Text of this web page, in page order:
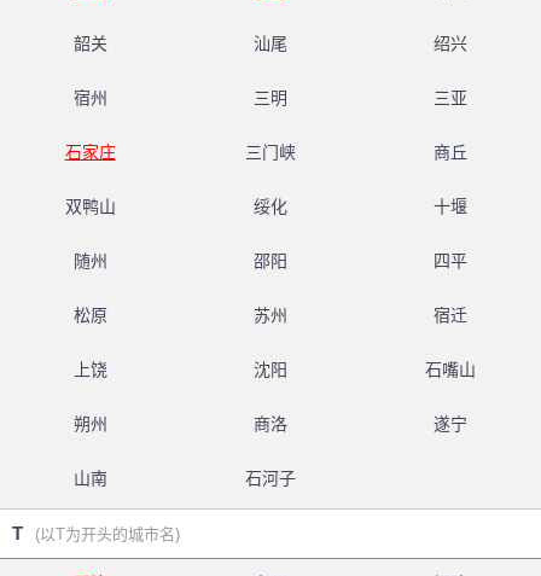
韶关 汕尾 绍兴
宿州 三明 三亚
石家庄 三门峡 商丘
双鸭山 绥化 十堰
随州 邵阳 四平
松原 苏州 宿迁
上饶 沈阳 石嘴山
朔州 商洛 遂宁
山南 石河子
T (以T为开头的城市名)